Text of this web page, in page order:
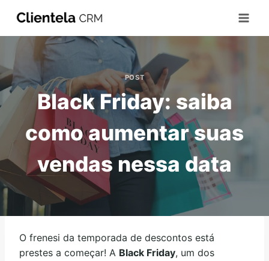
POST
Black Friday: saiba
como aumentar suas
vendas nessa data
O frenesi da temporada de descontos está
prestes a começar! A Black Friday, um dos